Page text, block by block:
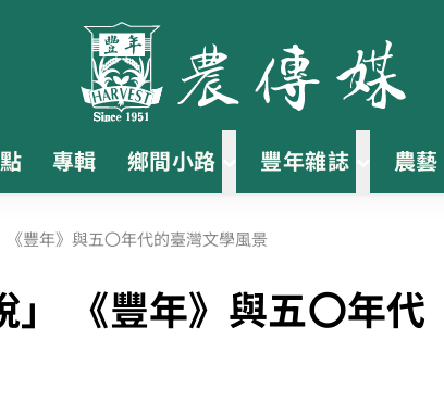
專輯 鄉間小路 豐年雜誌 農藝
豐年》與五〇年代的臺灣文學風景
」 《豐年》與五〇年代